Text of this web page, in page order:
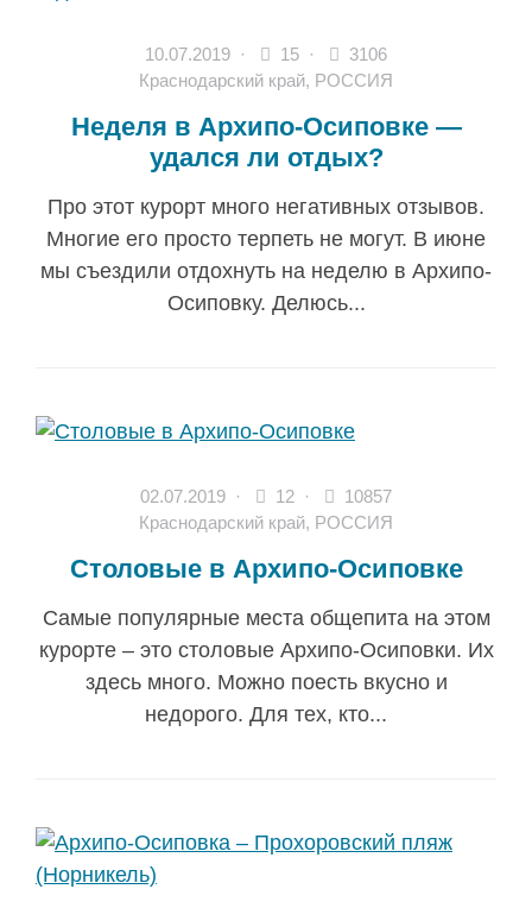
10.07.2019 · 15 ·
3106
Краснодарский край, РОССИЯ
Неделя в Архипо-Осиповке —
удался ли отдых?
Про этот курорт много негативных отзывов.
Многие его просто терпеть не могут. В июне
мы съездили отдохнуть на неделю в Архипо-
Осиповку. Делюсь...
02.07.2019 · 12 ·
10857
Краснодарский край, РОССИЯ
Cтоловые в Архипо-Осиповке
Самые популярные места общепита на этом
курорте – это столовые Архипо-Осиповки. Их
здесь много. Можно поесть вкусно и
недорого. Для тех, кто...